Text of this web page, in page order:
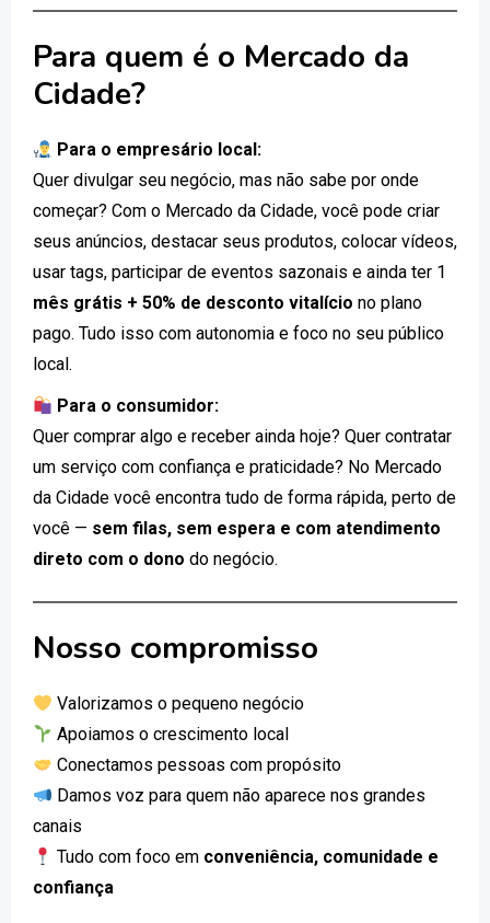
Para quem é o Mercado da
Cidade?
Para o empresário local:
Quer divulgar seu negócio, mas não sabe por onde
começar? Com o Mercado da Cidade, você pode criar
seus anúncios, destacar seus produtos, colocar vídeos,
usar tags, participar de eventos sazonais e ainda ter 1
mês grátis + 50% de desconto vitalício no plano
pago. Tudo isso com autonomia e foco no seu público
local.
Para o consumidor:
Quer comprar algo e receber ainda hoje? Quer contratar
um serviço com confiança e praticidade? No Mercado
da Cidade você encontra tudo de forma rápida, perto de
você — sem filas, sem espera e com atendimento
direto com o dono do negócio.
Nosso compromisso
Valorizamos o pequeno negócio
Apoiamos o crescimento local
Conectamos pessoas com propósito
Damos voz para quem não aparece nos grandes
canais
Tudo com foco em conveniência, comunidade e
confiança